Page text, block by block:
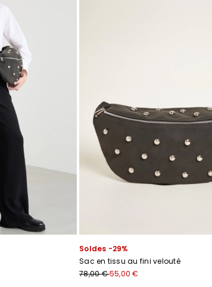
Soldes -29%
Sac en tissu au fini velouté
78,00 €55,00 €